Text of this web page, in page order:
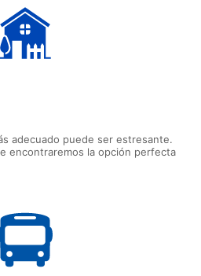
adecuado puede ser estresante.
encontraremos la opción perfecta